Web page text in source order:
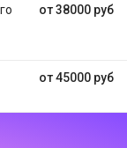
от 38000 руб
от 45000 руб